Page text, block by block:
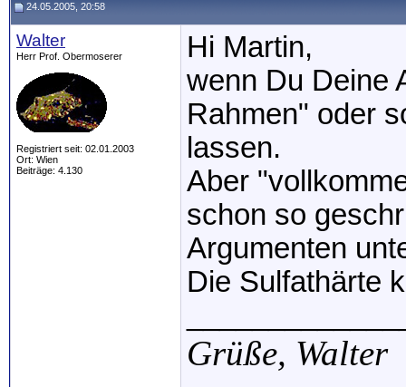
24.05.2005, 20:58
Walter
Herr Prof. Obermoserer
Registriert seit: 02.01.2003
Ort: Wien
Beiträge: 4.130
Hi Martin,
wenn Du Deine
Rahmen" oder
lassen.
Aber
schon so
Argumenten
Die Sulfathärte
Grüße, Walter